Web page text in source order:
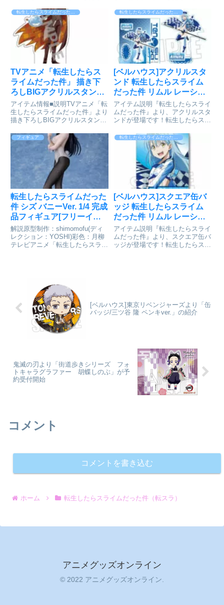
リー/シュナ レーシングver.©川上
泰樹・伏瀬・講談社／転スラ製作
委員会 ©柴・伏瀬・講談社／転
スラ日記製作委員会co...
ーシングver.©川上泰樹・伏瀬・
講談社／転スラ製作委員会 ©
柴・伏瀬・講談社／転スラ日記製
作委員会colleize...
転生したらスライムだった件（転スラ）
TVアニメ「転生したらス
ライムだった件」 描き下
ろしBIGアクリルスタンド
アリスver. (4)ディアブロ
[メディコス・エンタテイ
ンメント]が予約受付開始
アイテム情報■説明TVアニメ「転
生したらスライムだった件」より
描き下ろしBIGアクリルスタンド
【本体】約H136mm×W100mm以
内 【台座】約H40mm×W73mm
以内 ※キャラクターによってサ
イズが異...
転生したらスライムだった件（転スラ）
[ベルハウス]アクリルスタ
ンド 転生したらスライム
だった件 リムル レーシン
グver.が好評発売中
アイテム説明『転生したらスライ
ムだった件』より、アクリルスタ
ンドが登場です！転生したらスラ
リムル レーシングver.©川上泰
樹・伏瀬・講談社／転スラ製作委
員会 ©柴・伏瀬・講談社／転ス
ラ日記製作委員会coll...
フィギュア
転生したらスライムだった
件 シズ バニーVer. 1/4 完成
品フィギュア[フリーイン
グ]が予約受付開始
解説原型制作：shimomofu(ディ
レクション：YOSHI)彩色：月柳
テレビアニメ「転生したらスライ
ルで再現しました...
[ベルハウス]スクエア缶バ
ッジ 転生したらスライム
だった件 リムル レーシン
グver.が好評発売中
アイテム説明『転生したらスライ
ムだった件』より、スクエア缶バ
ッジが登場です！転生したらスラ
[ベルハウス]東京リベンジャーズより「缶
バッジ/三ツ谷 隆 ペンキver.」の紹介
鬼滅の刃より「街道歩きシリーズ フォ
トキャラグラファー 胡蝶しのぶ」が予
約受付開始
コメント
コメントを書き込む
ホーム 転生したらスライムだった件（転スラ）
アニメグッズオンライン
© 2022 アニメグッズオンライン.